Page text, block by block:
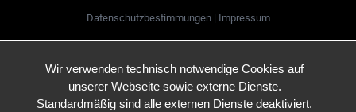
Datenschutzbestimmungen| Impressum
Wir verwenden technisch notwendige Cookies auf
unserer Webseite sowie externe Dienste.
Standardmäßig sind alle externen Dienste deaktiviert.